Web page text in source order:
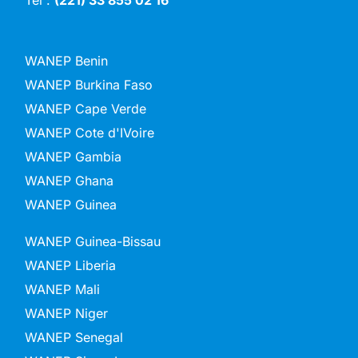
WANEP Benin
WANEP Burkina Faso
WANEP Cape Verde
WANEP Cote d'IVoire
WANEP Gambia
WANEP Ghana
WANEP Guinea
WANEP Guinea-Bissau
WANEP Liberia
WANEP Mali
WANEP Niger
WANEP Senegal